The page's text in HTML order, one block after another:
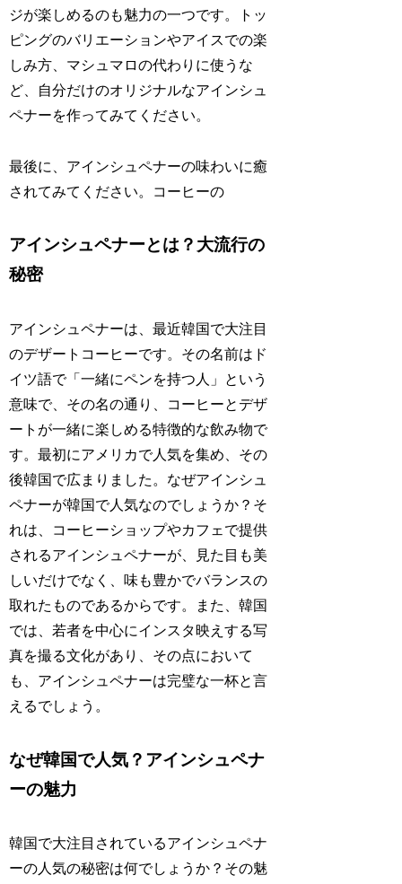
ジが楽しめるのも魅力の一つです。トッ
ピングのバリエーションやアイスでの楽
しみ方、マシュマロの代わりに使うな
ど、自分だけのオリジナルなアインシュ
ペナーを作ってみてください。
最後に、アインシュペナーの味わいに癒
されてみてください。コーヒーの
アインシュペナーとは？大流行の
秘密
アインシュペナーは、最近韓国で大注目
のデザートコーヒーです。その名前はド
イツ語で「一緒にペンを持つ人」という
意味で、その名の通り、コーヒーとデザ
ートが一緒に楽しめる特徴的な飲み物で
す。最初にアメリカで人気を集め、その
後韓国で広まりました。なぜアインシュ
ペナーが韓国で人気なのでしょうか？そ
れは、コーヒーショップやカフェで提供
されるアインシュペナーが、見た目も美
しいだけでなく、味も豊かでバランスの
取れたものであるからです。また、韓国
では、若者を中心にインスタ映えする写
真を撮る文化があり、その点において
も、アインシュペナーは完璧な一杯と言
えるでしょう。
なぜ韓国で人気？アインシュペナ
ーの魅力
韓国で大注目されているアインシュペナ
ーの人気の秘密は何でしょうか？その魅